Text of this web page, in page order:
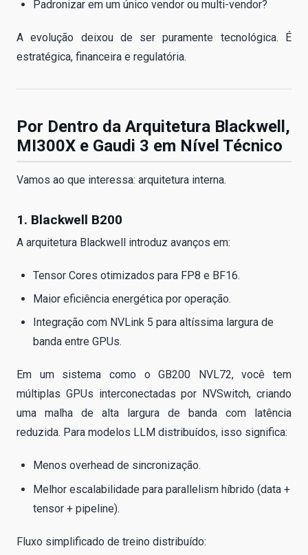
Padronizar em um único vendor ou multi-vendor?
A evolução deixou de ser puramente tecnológica. É
estratégica, financeira e regulatória.
Por Dentro da Arquitetura Blackwell,
MI300X e Gaudi 3 em Nível Técnico
Vamos ao que interessa: arquitetura interna.
1. Blackwell B200
A arquitetura Blackwell introduz avanços em:
Tensor Cores otimizados para FP8 e BF16.
Maior eficiência energética por operação.
Integração com NVLink 5 para altíssima largura de
banda entre GPUs.
Em um sistema como o GB200 NVL72, você tem
múltiplas GPUs interconectadas por NVSwitch, criando
uma malha de alta largura de banda com latência
reduzida. Para modelos LLM distribuídos, isso significa:
Menos overhead de sincronização.
Melhor escalabilidade para parallelism híbrido (data +
tensor + pipeline).
Fluxo simplificado de treino distribuído: